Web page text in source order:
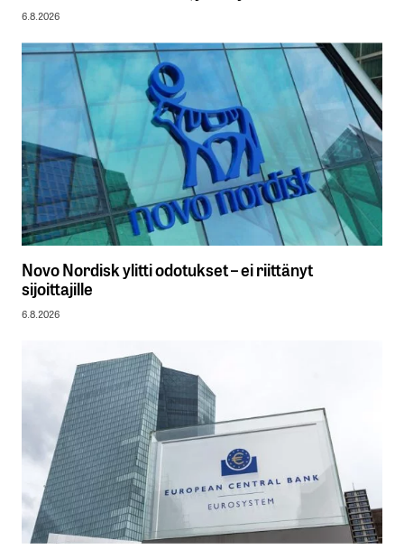
6.8.2026
Novo Nordisk ylitti odotukset – ei riittänyt
sijoittajille
6.8.2026